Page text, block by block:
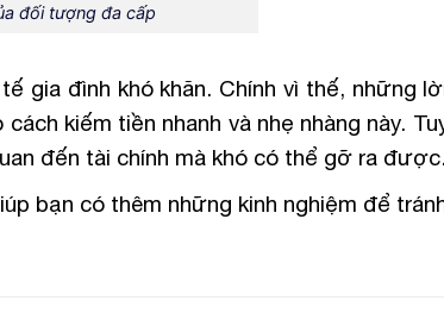
đối tượng đa cấp
gia đình khó khăn. Chính vì thế, những
kiếm tiền nhanh và nhẹ nhàng này.
đến tài chính mà khó có thể gỡ ra được.
bạn có thêm những kinh nghiệm để